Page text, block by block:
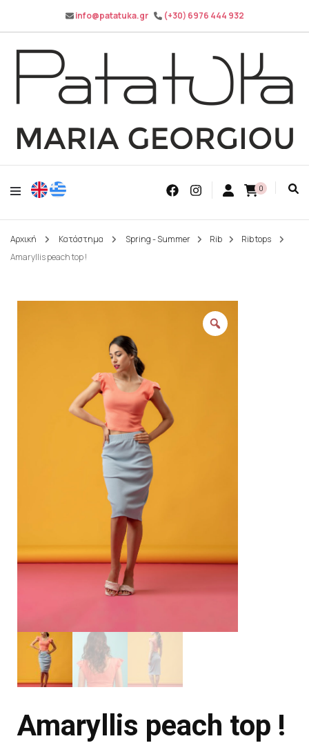
info@patatuka.gr (+30) 6976 444 932
Patatuka
Maria Georgiou
0
Αρχική Κατάστημα Spring - Summer Rib
Rib tops
Amaryllis peach top !
Amaryllis peach top !